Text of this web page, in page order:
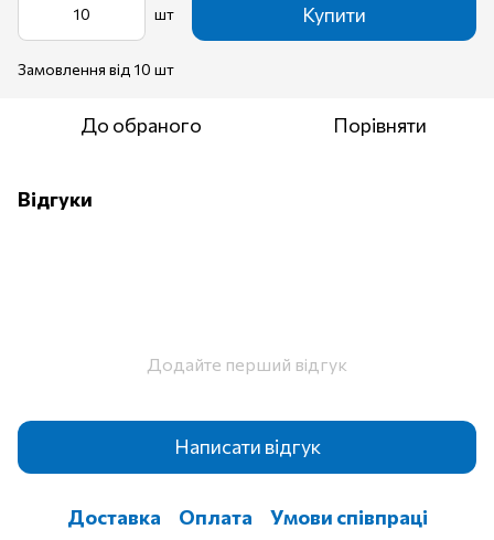
шт Купити
Замовлення від 10 шт
До обраного Порівняти
Відгуки
Додайте перший відгук
Написати відгук
Доставка Оплата Умови співпраці